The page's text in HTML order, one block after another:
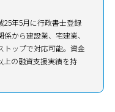
25年5月に行政書士登録
から建設業、宅建業、
トップで対応可能。資金
上の融資支援実績を持